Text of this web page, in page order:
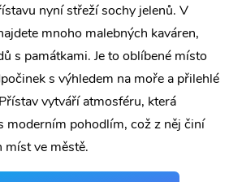
nyní střeží sochy jelenů. V
mnoho malebných kaváren,
s památkami. Je to oblíbené místo
s výhledem na moře a přilehlé
vytváří atmosféru, která
moderním pohodlím, což z něj činí
míst ve městě.